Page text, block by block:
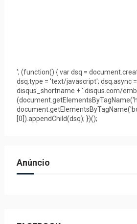
'; (function() { var dsq =
dsq.type = 'text/javascript'; dsq.async
disqus_shortname + '.disqus.com/
[0]).appendChild(dsq); })();
Anúncio